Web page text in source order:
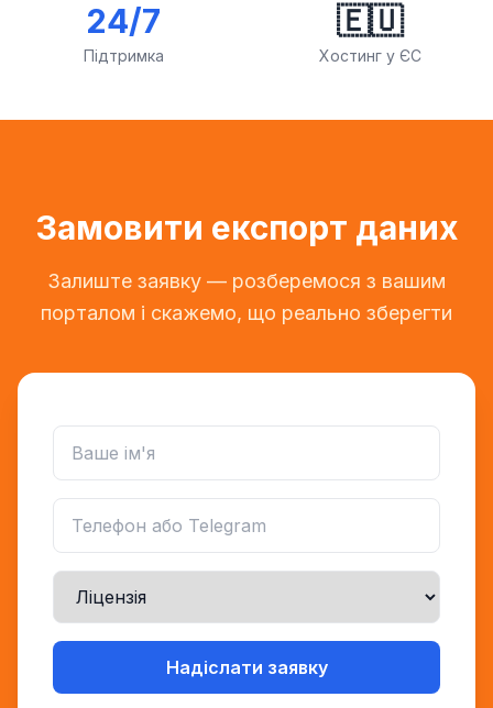
24/7
Підтримка
🇪🇺
Хостинг у ЄС
Замовити експорт даних
Залиште заявку — розберемося з вашим
порталом і скажемо, що реально зберегти
Надіслати заявку